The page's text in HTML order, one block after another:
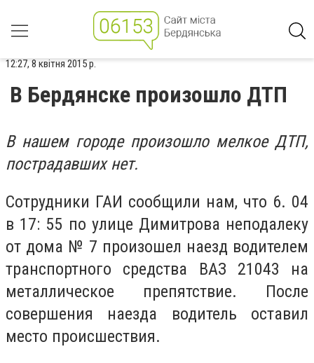
12:27, 8 квітня 2015 р.
В Бердянске произошло ДТП
В нашем городе произошло мелкое ДТП,
пострадавших нет.
Сотрудники ГАИ сообщили нам, что 6. 04
в 17: 55 по улице Димитрова неподалеку
от дома № 7 произошел наезд водителем
транспортного средства ВАЗ 21043 на
металлическое препятствие. После
совершения наезда водитель оставил
место происшествия.